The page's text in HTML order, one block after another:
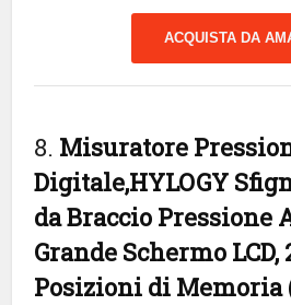
ACQUISTA DA
8. Misuratore
Digitale,HYLOGY
da Braccio Pressione
Grande Schermo LCD,
Posizioni di Memoria